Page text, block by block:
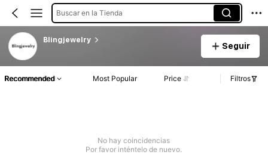
Buscar en la Tienda
Blingjewelry
Seguir
Recommended Most Popular Price Filtros
No hay coincidencias
Por favor inténtelo de nuevo.